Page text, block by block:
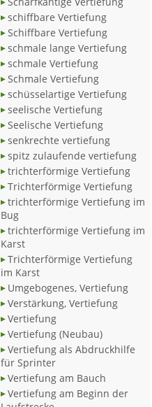
schiffbare Vertiefung
Schiffbare Vertiefung
schmale lange Vertiefung
schmale Vertiefung
Schmale Vertiefung
schüsselartige Vertiefung
seelische Vertiefung
Seelische Vertiefung
senkrechte vertiefung
spitz zulaufende vertiefung
trichterförmige Vertiefung
Trichterförmige Vertiefung
trichterförmige Vertiefung im
Bug
trichterförmige Vertiefung im
Karst
Trichterförmige Vertiefung
im Karst
Umgebogenes, Vertiefung
Verstärkung, Vertiefung
Vertiefung
Vertiefung (Neubau)
Vertiefung als Abdruckhilfe
für Sprinter
Vertiefung am Bauch
Vertiefung am Beginn der